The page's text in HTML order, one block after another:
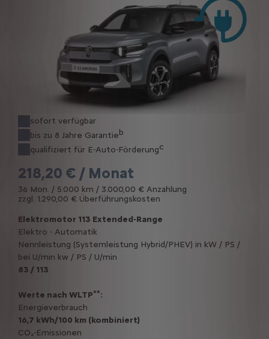
sofort verfügbar
bis zu 8 Jahre Garantieb
qualifiziert für E-Auto-Förderungc
218,20 € / Monat
36 Mon. / 5.000 km / 3.000,00 € Anzahlung
zzgl. 1.290,00 € Überführungskosten
Elektromotor 113 Extended-Range
Elektro - Automatik
Nennleistung (Systemleistung Hybrid/PHEV) in kW / PS /
bei U/min kw / PS / U/min
83 / 113
Werte nach WLTP**:
Energieverbrauch
16,7 kWh/100 km (kombiniert)
CO₂-Emissionen